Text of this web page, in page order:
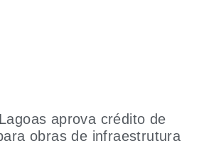
aprova crédito de
obras de infraestrutura